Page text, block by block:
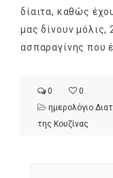
δίαιτα, καθώς
μας δίνουν μόλις,
ασπαραγίνης που
0
0
ημερολόγιο
της Κουζίνας